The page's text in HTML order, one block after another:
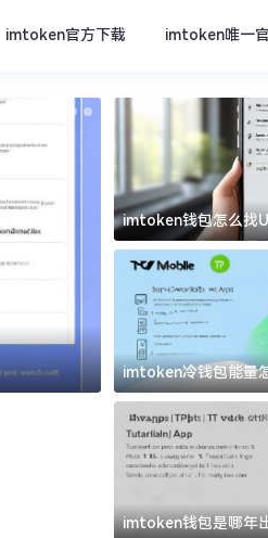
imtoken官方下载 imtoken唯一
imtoken唯一官
imtoken钱包怎么找
坑
imtoken冷钱包能量
道
imtoken钱包是哪年